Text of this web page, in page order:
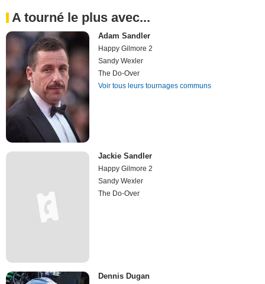
A tourné le plus avec...
Adam Sandler
Happy Gilmore 2
Sandy Wexler
The Do-Over
Voir tous leurs tournages communs
Jackie Sandler
Happy Gilmore 2
Sandy Wexler
The Do-Over
Dennis Dugan